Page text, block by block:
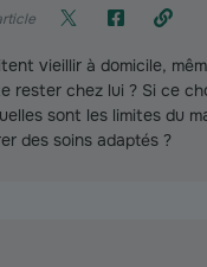
vieillir à domicile,
rester chez lui ? Si ce
sont les limites du
des soins adaptés ?